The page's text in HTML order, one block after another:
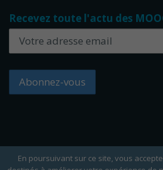
Recevez toute l'actu des
En poursuivant sur ce site, vous